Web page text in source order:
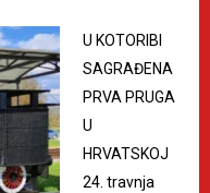
U KOTORIBI
SAGRAĐENA
PRVA PRUGA
U
HRVATSKOJ
24. travnja